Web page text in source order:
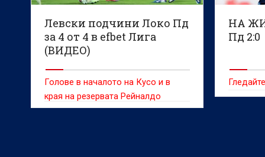
Левски подчини Локо Пд
за 4 от 4 в efbet Лига
(ВИДЕО)
Голове в началото на Кусо и в
края на резервата Рейналдо
донесоха успеха на „сините“
НА
Пд 2:0